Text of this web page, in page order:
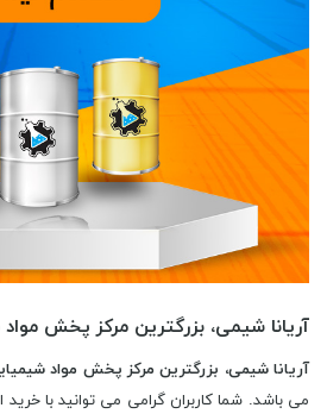
آریانا شیمی، بزرگترین مرکز پخش
آریانا شیمی، بزرگترین مرکز پخش مواد
می باشد. شما کاربران گرامی می توانید با خرید